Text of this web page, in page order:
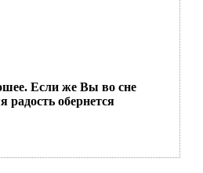
Если же Вы во сне
радость обернется